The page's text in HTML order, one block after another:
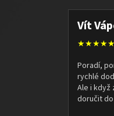
Vít
★★★★★
Poradí,
rychlé
Ale i když
doručit